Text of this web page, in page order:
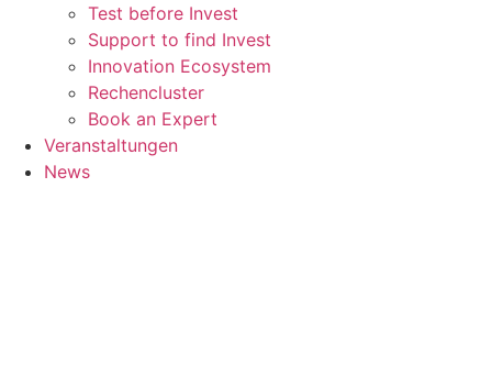
Test before Invest
Support to find Invest
Innovation Ecosystem
Rechencluster​
Book an Expert
Veranstaltungen
News